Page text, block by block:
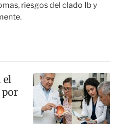
riesgos del clado Ib y
el
por